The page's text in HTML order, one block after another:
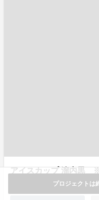
プロジェクトは
アイスカップ 溜内黒
（税込・送料込） 残